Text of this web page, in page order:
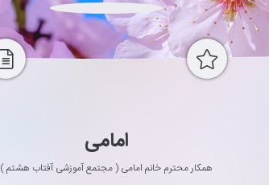
امامی
همکار محترم خانم امامی ( مجتمع آموزشی آفتاب هشتم )